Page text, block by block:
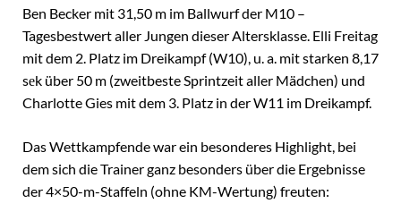
Ben Becker mit 31,50 m im Ballwurf der M10 –
Tagesbestwert aller Jungen dieser Altersklasse. Elli Freitag
mit dem 2. Platz im Dreikampf (W10), u. a. mit starken 8,17
sеk über 50 m (zweitbeste Sprintzeit aller Mädchen) und
Charlotte Gies mit dem 3. Platz in der W11 im Dreikampf.
Das Wettkampfende war ein besonderes Highlight, bei
dem sich die Trainer ganz besonders über die Ergebnisse
der 4×50-m-Staffeln (ohne KM-Wertung) freuten: